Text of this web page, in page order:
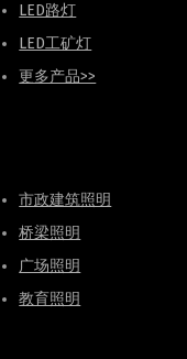
LED路灯
LED工矿灯
更多产品>>
市政建筑照明
桥梁照明
广场照明
教育照明